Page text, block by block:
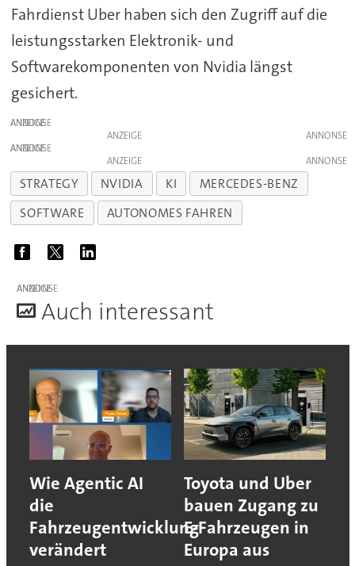
Fahrdienst Uber haben sich den Zugriff auf die
leistungsstarken Elektronik- und
Softwarekomponenten von Nvidia längst
gesichert.
ANZEIGE
ANZEIGE
ANZEIGE
ANZEIGE
STRATEGY NVIDIA KI
MERCEDES-BENZ
SOFTWARE
AUTONOMES FAHREN
ANZEIGE
Auch interessant
Wie Agentic AI
die
Fahrzeugentwicklung
verändert
Toyota und Uber
bauen Zugang zu
E-Fahrzeugen in
Europa aus